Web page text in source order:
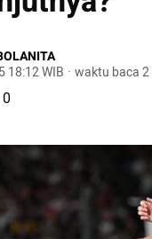
18:12 WIB · waktu baca 2
0